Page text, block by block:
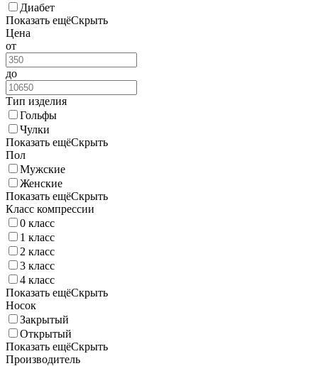
Диабет
Показать ещёСкрыть
Цена
от
до
Тип изделия
Гольфы
Чулки
Показать ещёСкрыть
Пол
Мужские
Женские
Показать ещёСкрыть
Класс компрессии
0 класс
1 класс
2 класс
3 класс
4 класс
Показать ещёСкрыть
Носок
Закрытый
Открытый
Показать ещёСкрыть
Производитель